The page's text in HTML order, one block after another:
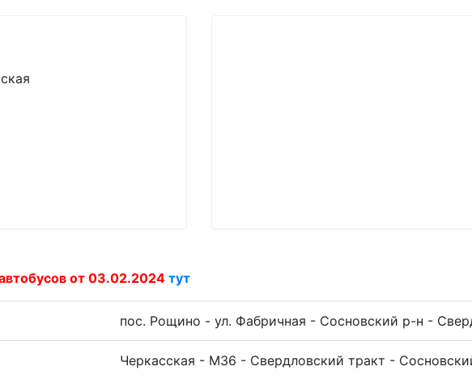
от 03.02.2024 тут
пос. Рощино - ул. Фабричная - Сосновский р-н -
Черкасская - М36 - Свердловский тракт -